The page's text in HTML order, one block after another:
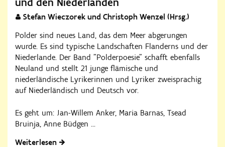
Stefan Wieczorek und Christoph Wenzel (Hrsg.)
Polder sind neues Land, das dem Meer abgerungen
wurde. Es sind typische Landschaften Flanderns und der
Niederlande. Der Band "Polderpoesie" schafft ebenfalls
Neuland und stellt 21 junge flämische und
niederländische Lyrikerinnen und Lyriker zweisprachig
auf Niederländisch und Deutsch vor.
Es geht um: Jan-Willem Anker, Maria Barnas, Tsead
Bruinja, Anne Büdgen ...
Weiterlesen